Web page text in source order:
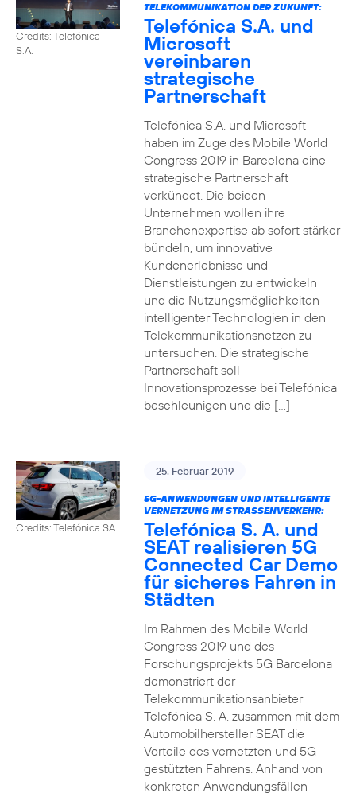
Credits: Telefónica
S.A.
TELEKOMMUNIKATION DER ZUKUNFT:
Telefónica S.A. und
Microsoft
vereinbaren
strategische
Partnerschaft
Telefónica S.A. und Microsoft
haben im Zuge des Mobile World
Congress 2019 in Barcelona eine
strategische Partnerschaft
verkündet. Die beiden
Unternehmen wollen ihre
Branchenexpertise ab sofort stärker
bündeln, um innovative
Kundenerlebnisse und
Dienstleistungen zu entwickeln
und die Nutzungsmöglichkeiten
intelligenter Technologien in den
Telekommunikationsnetzen zu
untersuchen. Die strategische
Partnerschaft soll
Innovationsprozesse bei Telefónica
beschleunigen und die […]
Credits: Telefónica SA
25. Februar 2019
5G-ANWENDUNGEN UND INTELLIGENTE
VERNETZUNG IM STRASSENVERKEHR:
Telefónica S. A. und
SEAT realisieren 5G
Connected Car Demo
für sicheres Fahren in
Städten
Im Rahmen des Mobile World
Congress 2019 und des
Forschungsprojekts 5G Barcelona
demonstriert der
Telekommunikationsanbieter
Telefónica S. A. zusammen mit dem
Automobilhersteller SEAT die
Vorteile des vernetzten und 5G-
gestützten Fahrens. Anhand von
konkreten Anwendungsfällen